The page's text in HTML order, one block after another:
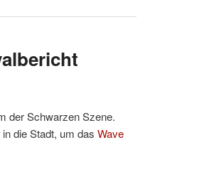
der Schwarzen Szene.
die Stadt, um das Wave